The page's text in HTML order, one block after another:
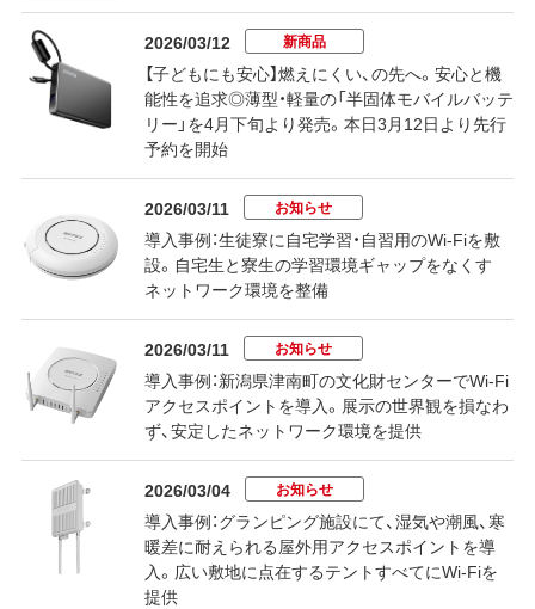
2026/03/12 新商品
【子どもにも安心】燃えにくい、の先へ。安心と機
能性を追求◎薄型・軽量の「半固体モバイルバッテ
リー」を4月下旬より発売。本日3月12日より先行
予約を開始
2026/03/11 お知らせ
導入事例：生徒寮に自宅学習・自習用のWi-Fiを敷
設。自宅生と寮生の学習環境ギャップをなくす
ネットワーク環境を整備
2026/03/11 お知らせ
導入事例：新潟県津南町の文化財センターでWi-Fi
アクセスポイントを導入。展示の世界観を損なわ
ず、安定したネットワーク環境を提供
2026/03/04 お知らせ
導入事例：グランピング施設にて、湿気や潮風、寒
暖差に耐えられる屋外用アクセスポイントを導
入。広い敷地に点在するテントすべてにWi-Fiを
提供